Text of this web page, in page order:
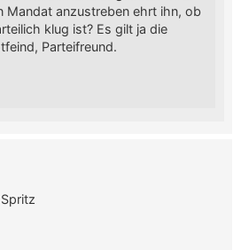
Mandat anzustreben ehrt ihn, ob
klug ist? Es gilt ja die
Parteifreund.